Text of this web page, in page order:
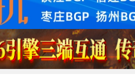
索